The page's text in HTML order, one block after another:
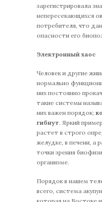
зарегистрировала
непересекающихся
потребителя, что
опасности его
Электронный хаос
Человек и другие
нормально
них постоянно
такие системы
них важен порядок;
гибнут. Яркий
растет в строго
желудке, в печени, а
точки зрения
организме.
Порядок в нашем
всего, система